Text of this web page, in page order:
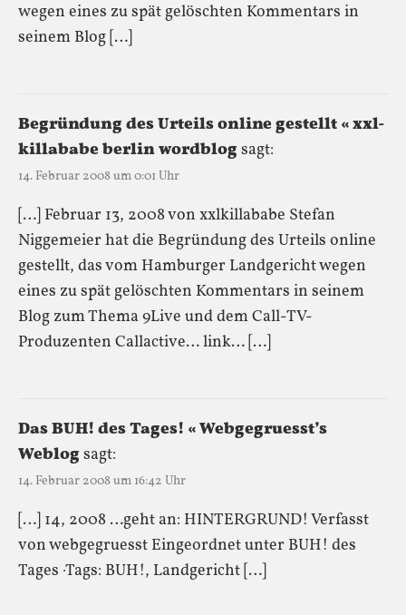
wegen eines zu spät gelöschten Kommentars in
seinem Blog […]
Begründung des Urteils online gestellt « xxl-
killababe berlin wordblogsagt:
14. Februar 2008 um 0:01 Uhr
[…] Februar 13, 2008 von xxlkillababe Stefan
Niggemeier hat die Begründung des Urteils online
gestellt, das vom Hamburger Landgericht wegen
eines zu spät gelöschten Kommentars in seinem
Blog zum Thema 9Live und dem Call-TV-
Produzenten Callactive… link… […]
Das BUH! des Tages! « Webgegruesst’s
Weblogsagt:
14. Februar 2008 um 16:42 Uhr
[…] 14, 2008 …geht an: HINTERGRUND! Verfasst
von webgegruesst Eingeordnet unter BUH! des
Tages ·Tags: BUH!, Landgericht […]